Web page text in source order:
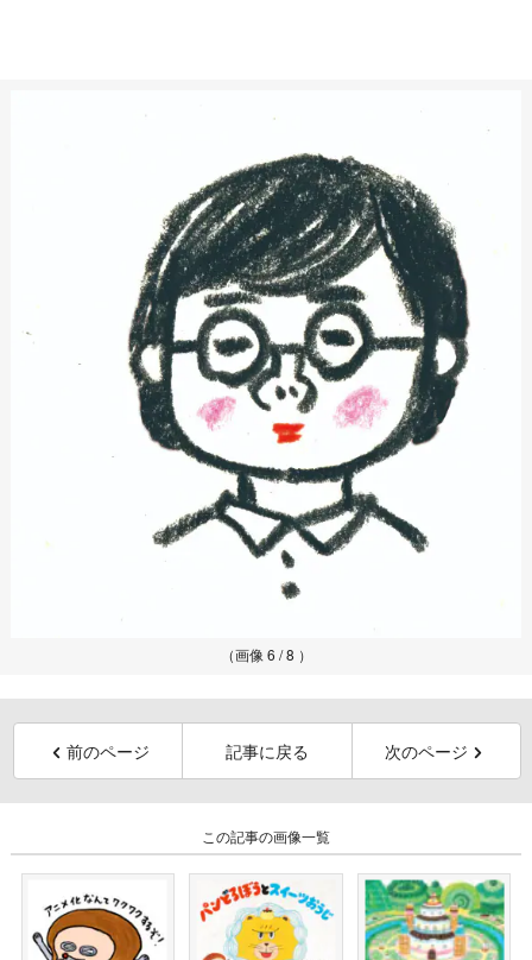
（画像 6 / 8 ）
前のページ 記事に戻る 次のページ
この記事の画像一覧